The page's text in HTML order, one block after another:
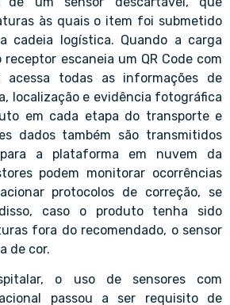
às quais o item foi submetido
cadeia logística. Quando a carga
escaneia um QR Code com
acessa todas as informações de
localização e evidência fotográfica
em cada etapa do transporte e
dados também são transmitidos
a plataforma em nuvem da
podem monitorar ocorrências
protocolos de correção, se
caso o produto tenha sido
fora do recomendado, o sensor
de cor.
o uso de sensores com
passou a ser requisito de